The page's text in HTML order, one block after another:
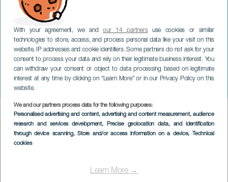
With your agreement, we andour 14 partnersuse cookies or similar
technologies to store, access, and process personal data like your visit on this
website, IP addresses and cookie identifiers. Some partners do not ask for your
consent to process your data and rely on their legitimate business interest. You
can withdraw your consent or object to data processing based on legitimate
interest at any time by clicking on “Learn More” or in our Privacy Policy on this
website.
We and our partners process data for the following purposes:
Personalised advertising and content, advertising and content measurement, audience
research and services development, Precise geolocation data, and identification
through device scanning, Store and/or access information on a device, Technical
cookies
Learn More →
Vibra Fest - Mahou
TENERIFE
Imagen
Listado